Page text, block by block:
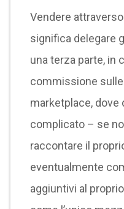
Vendere
significa delegare
una terza parte, in
commissione
marketplace, dove
complicato – se
raccontare il
eventualmente
aggiuntivi al